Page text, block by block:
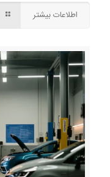
اطلاعات بیشتر